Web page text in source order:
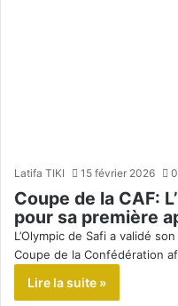
Latifa TIKI 15 février 2026 0
Coupe de la CAF:
pour sa première
L’Olympic de Safi a validé
Coupe de la Confédération
Lire la suite »